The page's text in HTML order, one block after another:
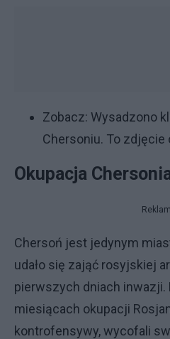
Zobacz: Wysadzono
Chersoniu. To zdjęcie
Okupacja
Chersoń jest jedynym
udało się zająć rosyjskiej
pierwszych dniach inwazji.
miesiącach okupacji
kontrofensywy, wycofali